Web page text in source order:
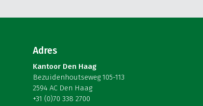
Adres
Kantoor Den Haag
Bezuidenhoutseweg 105-113
2594 AC Den Haag
+31 (0)70 338 2700